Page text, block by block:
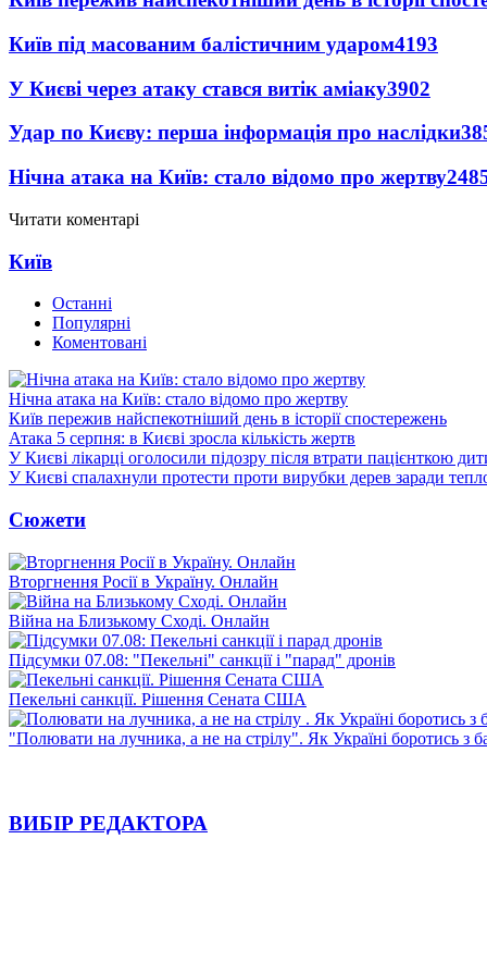
Київ під масованим балістичним ударом4193
У Києві через атаку стався витік аміаку3902
Удар по Києву: перша інформація про наслідки
Нічна атака на Київ: стало відомо про жертву
Читати коментарі
Київ
Останні
Популярні
Коментовані
Нічна атака на Київ: стало відомо про жертву
Київ пережив найспекотніший день в історії спостережень
Атака 5 серпня: в Києві зросла кількість жертв
У Києві лікарці оголосили підозру після втрати пацієнткою
У Києві спалахнули протести проти вирубки дерев заради
Сюжети
Вторгнення Росії в Україну. Онлайн
Війна на Близькому Сході. Онлайн
Підсумки 07.08: "Пекельні" санкції і "парад" дронів
Пекельні санкції. Рішення Сената США
"Полювати на лучника, а не на стрілу". Як Україні боротись з
ВИБІР РЕДАКТОРА